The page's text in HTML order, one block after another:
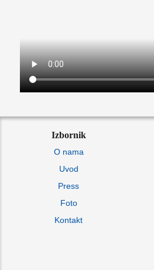
Izbornik
O nama
Uvod
Press
Foto
Kontakt